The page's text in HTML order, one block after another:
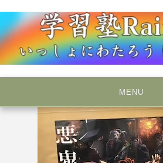
to
content
学習塾RainBow
MENU